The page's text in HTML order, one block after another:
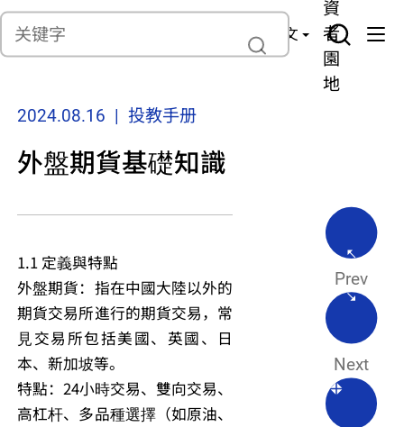
聯繫我們 中文
貨
產
理
險
資
者
園
地
2024.08.16 | 投教手册
外盤期貨基礎知識
1.1 定義與特點
外盤期貨：指在中國大陸以外的
期貨交易所進行的期貨交易，常
見交易所包括美國、英國、日
本、新加坡等。
特點：24小時交易、雙向交易、
高杠杆、多品種選擇（如原油、
Prev
Next